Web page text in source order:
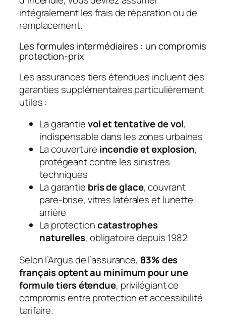
intégralement les frais de réparation ou de
remplacement.
Les formules intermédiaires : un compromis
protection-prix
Les assurances tiers étendues incluent des
garanties supplémentaires particulièrement
utiles :
La garantievol et tentative de vol,
indispensable dans les zones urbaines
La couverture incendie et explosion,
protégeant contre les sinistres
techniques
La garantie bris de glace, couvrant
pare-brise, vitres latérales et lunette
arrière
La protectioncatastrophes
naturelles, obligatoire depuis 1982
Selon l’Argus de l’assurance, 83% des
français optent au minimum pour une
formule tiers étendue, privilégiant ce
compromis entre protection et accessibilité
tarifaire.